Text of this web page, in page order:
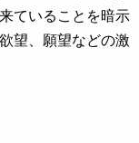
ていることを暗示
望、願望などの激